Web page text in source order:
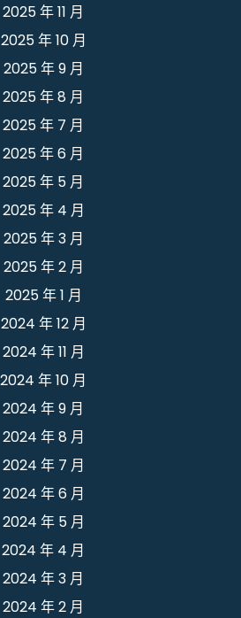
2025 年 11 月
2025 年 10 月
2025 年 9 月
2025 年 8 月
2025 年 7 月
2025 年 6 月
2025 年 5 月
2025 年 4 月
2025 年 3 月
2025 年 2 月
2025 年 1 月
2024 年 12 月
2024 年 11 月
2024 年 10 月
2024 年 9 月
2024 年 8 月
2024 年 7 月
2024 年 6 月
2024 年 5 月
2024 年 4 月
2024 年 3 月
2024 年 2 月